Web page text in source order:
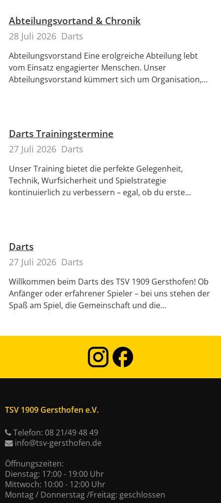
Abteilungsvortand & Chronik
28 Juli 2026 Darts
Abteilungsvorstand Eine erolgreiche Abteilung lebt
vom Einsatz engagierter Menschen. Unser
Abteilungsvorstand kümmert sich um Organisation,...
Darts Trainingstermine
27 Juli 2026 Darts
Unser Training bietet die perfekte Gelegenheit,
Technik, Wurfsicherheit und Spielstrategie
kontinuierlich zu verbessern – egal, ob du erste...
Darts
27 Juli 2026 Darts
Willkommen beim Darts des TSV 1909 Gersthofen! Ob
Anfänger oder erfahrener Spieler – bei uns stehen der
Spaß am Spiel, die Gemeinschaft und die...
TSV 1909 Gersthofen e.V.
Telefon: 08 21/49 48 49
info@tsv-gersthofen.de
Öffnungszeiten:
Dienstag: 17:00 - 19:00 Uhr
Mittwoch: 10:00 - 12:00 Uhr
Montag / Donnerstag /Freitag: geschlossen